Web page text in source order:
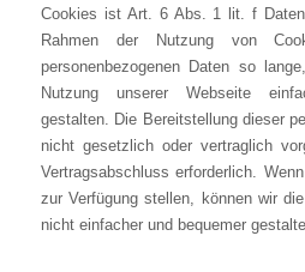
Cookies ist Art. 6 Abs. 1 lit. f
Rahmen der Nutzung von
personenbezogenen Daten so
Nutzung unserer Webseite
gestalten. Die Bereitstellung dieser
nicht gesetzlich oder vertraglich
Vertragsabschluss erforderlich.
zur Verfügung stellen, können wir
nicht einfacher und bequemer